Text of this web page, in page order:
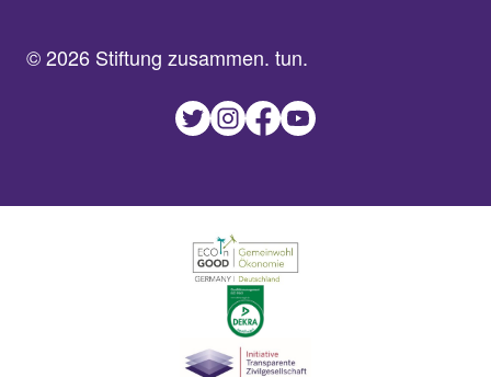
© 2026 Stiftung zusammen. tun.